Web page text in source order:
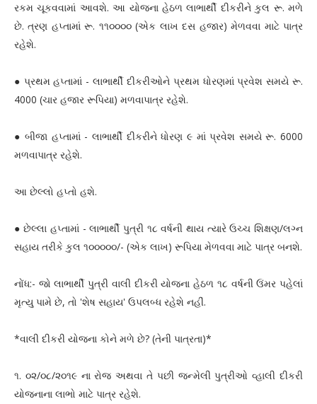
રકમ ચૂકવવામાં આવશે. આ યોજના હેઠળ લાભાર્થી દીકરીને કુલ રૂ. મળે
છે. ત્રણ હપ્તામાં રૂ. ૧૧૦૦૦૦ (એક લાખ દસ હજાર) મેળવવા માટે પાત્ર
રહેશે.
● પ્રથમ હપ્તામાં - લાભાર્થી દીકરીઓને પ્રથમ ધોરણમાં પ્રવેશ સમયે રૂ.
4000 (ચાર હજાર રૂપિયા) મળવાપાત્ર રહેશે.
● બીજા હપ્તામાં - લાભાર્થી દીકરીને ધોરણ ૯ માં પ્રવેશ સમયે રૂ. 6000
મળવાપાત્ર રહેશે.
આ છેલ્લો હપ્તો હશે.
● છેલ્લા હપ્તામાં - લાભાર્થી પુત્રી ૧૮ વર્ષની થાય ત્યારે ઉચ્ચ શિક્ષણ/લગ્ન
સહાય તરીકે કુલ ૧૦૦૦૦૦/- (એક લાખ) રૂપિયા મેળવવા માટે પાત્ર બનશે.
નોંધ:- જો લાભાર્થી પુત્રી વાલી દીકરી યોજના હેઠળ ૧૮ વર્ષની ઉંમર પહેલાં
મૃત્યુ પામે છે, તો 'શેષ સહાય' ઉપલબ્ધ રહેશે નહીં.
*વાલી દીકરી યોજના કોને મળે છે? (તેની પાત્રતા)*
૧. ૦૨/૦૮/૨૦૧૯ ના રોજ અથવા તે પછી જન્મેલી પુત્રીઓ વ્હાલી દીકરી
યોજનાના લાભો માટે પાત્ર રહેશે.